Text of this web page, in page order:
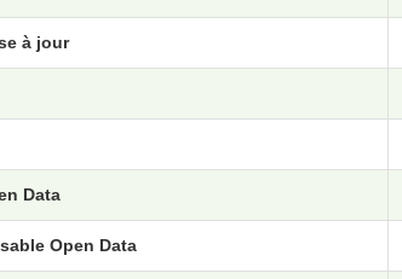
à jour
Data
Open Data